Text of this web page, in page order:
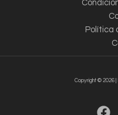
Política
Copyright © 2026 |